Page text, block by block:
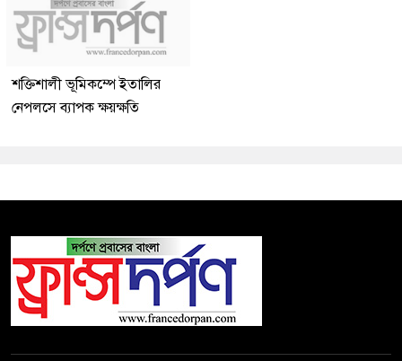
শক্তিশালী ভূমিকম্পে ইতালির
নেপলসে ব্যাপক ক্ষয়ক্ষতি